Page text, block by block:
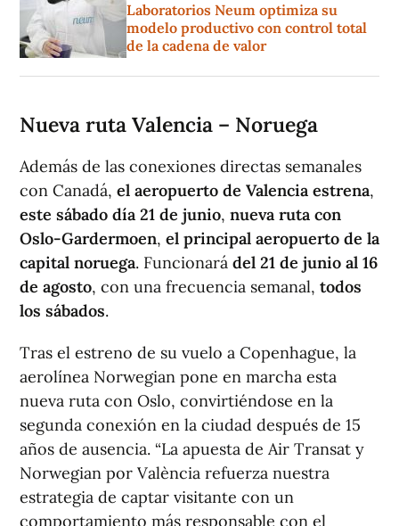
Laboratorios Neum optimiza su
modelo productivo con control total
de la cadena de valor
Nueva ruta Valencia – Noruega
Además de las conexiones directas semanales
con Canadá, el aeropuerto de Valencia estrena,
este sábado día 21 de junio, nueva ruta con
Oslo-Gardermoen, el principal aeropuerto de la
capital noruega. Funcionará del 21 de junio al 16
de agosto, con una frecuencia semanal, todos
los sábados.
Tras el estreno de su vuelo a Copenhague, la
aerolínea Norwegian pone en marcha esta
nueva ruta con Oslo, convirtiéndose en la
segunda conexión en la ciudad después de 15
años de ausencia. “La apuesta de Air Transat y
Norwegian por València refuerza nuestra
estrategia de captar visitante con un
comportamiento más responsable con el